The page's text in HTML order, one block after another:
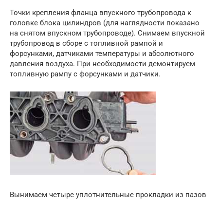
Точки крепления фланца впускного трубопровода к
головке блока цилиндров (для наглядности показано
на снятом впускном трубопроводе). Снимаем впускной
трубопровод в сборе c топливной рампой и
форсунками, датчиками температуры и абсолютного
давления воздуха. При необходимости демонтируем
топливную рампу с форсунками и датчики.
Вынимаем четыре уплотнительные прокладки из пазов